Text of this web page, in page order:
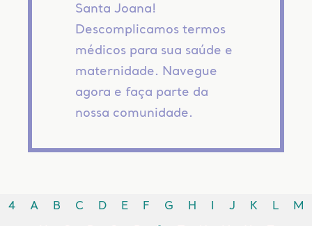
Santa Joana!
Descomplicamos termos
médicos para sua saúde e
maternidade. Navegue
agora e faça parte da
nossa comunidade.
4 A B C D E F G H J K L M